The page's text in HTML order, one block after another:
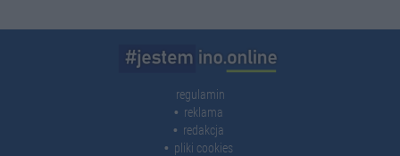
regulamin
reklama
redakcja
pliki cookies